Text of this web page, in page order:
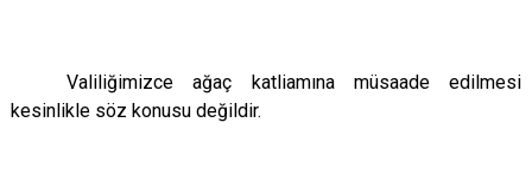
Valiliğimizce ağaç katliamına müsaade edilmesi
kesinlikle söz konusu değildir.